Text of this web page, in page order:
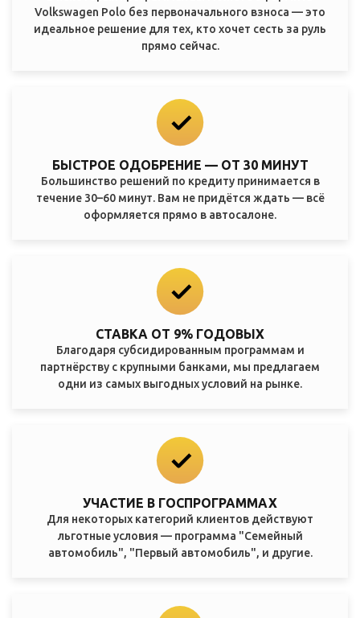
Volkswagen Polo без первоначального взноса — это
идеальное решение для тех, кто хочет сесть за руль
прямо сейчас.
БЫСТРОЕ ОДОБРЕНИЕ — ОТ 30 МИНУТ
Большинство решений по кредиту принимается в
течение 30–60 минут. Вам не придётся ждать — всё
оформляется прямо в автосалоне.
СТАВКА ОТ 9% ГОДОВЫХ
Благодаря субсидированным программам и
партнёрству с крупными банками, мы предлагаем
одни из самых выгодных условий на рынке.
УЧАСТИЕ В ГОСПРОГРАММАХ
Для некоторых категорий клиентов действуют
льготные условия — программа "Семейный
автомобиль", "Первый автомобиль", и другие.